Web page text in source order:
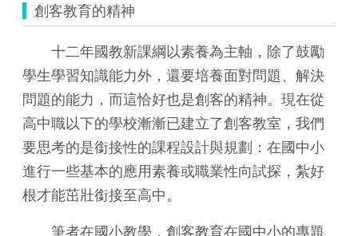
創客教育的精神
十二年國教新課綱以素養為主軸，除了鼓勵
學生學習知識能力外，還要培養面對問題、解決
問題的能力，而這恰好也是創客的精神。現在從
高中職以下的學校漸漸已建立了創客教室，我們
要思考的是銜接性的課程設計與規劃：在國中小
進行一些基本的應用素養或職業性向試探，紮好
根才能茁壯銜接至高中。
筆者在國小教學，創客教育在國中小的專題